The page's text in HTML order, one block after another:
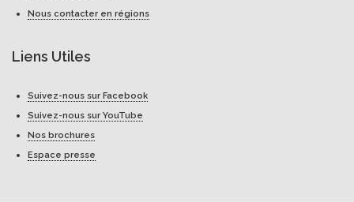
Nous contacter en régions
Liens Utiles
Suivez-nous sur Facebook
Suivez-nous sur YouTube
Nos brochures
Espace presse